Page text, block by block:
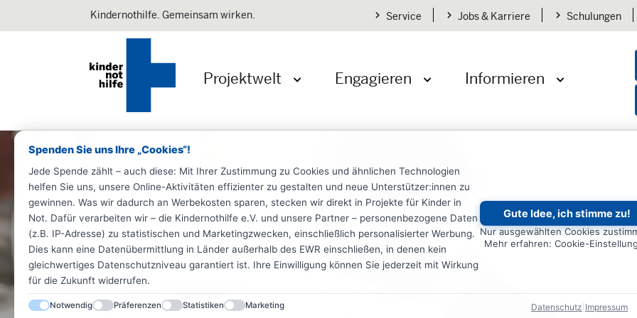
Spenden Sie uns Ihre „Cookies“!
Jede Spende zählt – auch diese: Mit Ihrer Zustimmung zu Cookies und ähnlichen Technologien
helfen Sie uns, unsere Online-Aktivitäten effizienter zu gestalten und neue Unterstützer:innen zu
gewinnen. Was wir dadurch an Werbekosten sparen, stecken wir direkt in Projekte für Kinder in
Not. Dafür verarbeiten wir – die Kindernothilfe e.V. und unsere Partner – personenbezogene Daten
(z.B. IP-Adresse) zu statistischen und Marketingzwecken, einschließlich personalisierter Werbung.
Dies kann eine Datenübermittlung in Länder außerhalb des EWR einschließen, in denen kein
gleichwertiges Datenschutzniveau garantiert ist. Ihre Einwilligung können Sie jederzeit mit Wirkung
für die Zukunft widerrufen.
Gute Idee, ich stimme zu!
Nur ausgewählten Cookies
Mehr erfahren: Cookie-
Notwendig Präferenzen Statistiken Marketing Datenschutz Impressum
Kindernothilfe. Gemeinsam wirken. Service Jobs & Karriere Schulungen
Projektwelt Engagieren Informieren